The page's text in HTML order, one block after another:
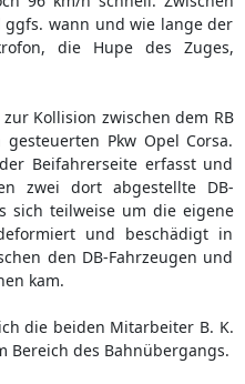
wann und wie lange der
die Hupe des Zuges,
Kollision zwischen dem RB
Pkw Opel Corsa.
Beifahrerseite erfasst und
zwei dort abgestellte DB-
sich teilweise um die eigene
und beschädigt in
den DB-Fahrzeugen und
kam.
die beiden Mitarbeiter B. K.
Bereich des Bahnübergangs.